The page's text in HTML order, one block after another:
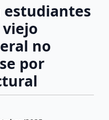
estudiantes
viejo
no
por